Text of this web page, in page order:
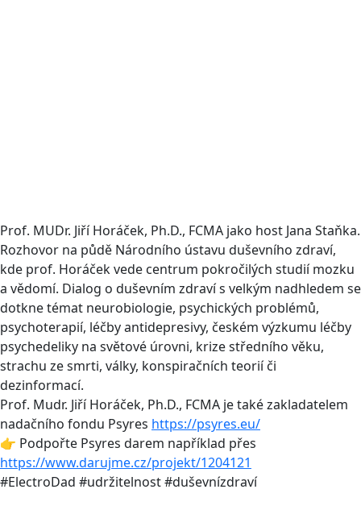
Prof. MUDr. Jiří Horáček, Ph.D., FCMA jako host Jana Staňka.
Rozhovor na půdě Národního ústavu duševního zdraví,
kde prof. Horáček vede centrum pokročilých studií mozku
a vědomí. Dialog o duševním zdraví s velkým nadhledem se
dotkne témat neurobiologie, psychických problémů,
psychoterapií, léčby antidepresivy, českém výzkumu léčby
psychedeliky na světové úrovni, krize středního věku,
strachu ze smrti, války, konspiračních teorií či
dezinformací.
Prof. Mudr. Jiří Horáček, Ph.D., FCMA je také zakladatelem
nadačního fondu Psyres https://psyres.eu/
👉 Podpořte Psyres darem například přes
https://www.darujme.cz/projekt/1204121
#ElectroDad #udržitelnost #duševnízdraví